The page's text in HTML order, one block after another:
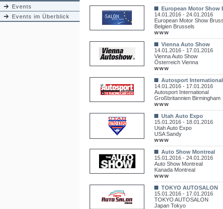
Events
Events im Überblick
European Motor Show
14.01.2016 - 24.01.2016
European Motor Show
Belgien Brussels
www
Vienna Auto Show
14.01.2016 - 17.01.2016
Vienna Auto Show
Österreich Vienna
www
Autosport International
14.01.2016 - 17.01.2016
Autosport International
Großbritannien Birmingham
www
Utah Auto Expo
15.01.2016 - 18.01.2016
Utah Auto Expo
USA Sandy
www
Auto Show Montreal
15.01.2016 - 24.01.2016
Auto Show Montreal
Kanada Montreal
www
TOKYO AUTOSALON
15.01.2016 - 17.01.2016
TOKYO AUTOSALON
Japan Tokyo